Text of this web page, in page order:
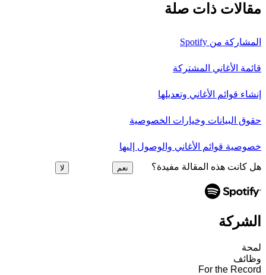
مقالات ذات صلة
المشاركة من Spotify
قائمة الأغاني المشتركة
إنشاء قوائم الأغاني وتعديلها
حقوق البيانات وخيارات الخصوصية
خصوصية قوائم الأغاني والوصول إليها
هل كانت هذه المقالة مفيدة؟ نعم لا
الشركة
لمحة
وظائف
For the Record